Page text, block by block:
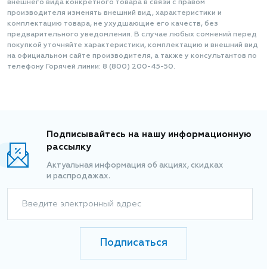
внешнего вида конкретного товара в связи с правом
производителя изменять внешний вид, характеристики и
комплектацию товара, не ухудшающие его качеств, без
предварительного уведомления. В случае любых сомнений перед
покупкой уточняйте характеристики, комплектацию и внешний вид
на официальном сайте производителя, а также у консультантов по
телефону Горячей линии: 8 (800) 200-45-50.
Подписывайтесь на нашу информационную
рассылку
Актуальная информация об акциях, скидках
и распродажах.
Введите электронный адрес
Подписаться